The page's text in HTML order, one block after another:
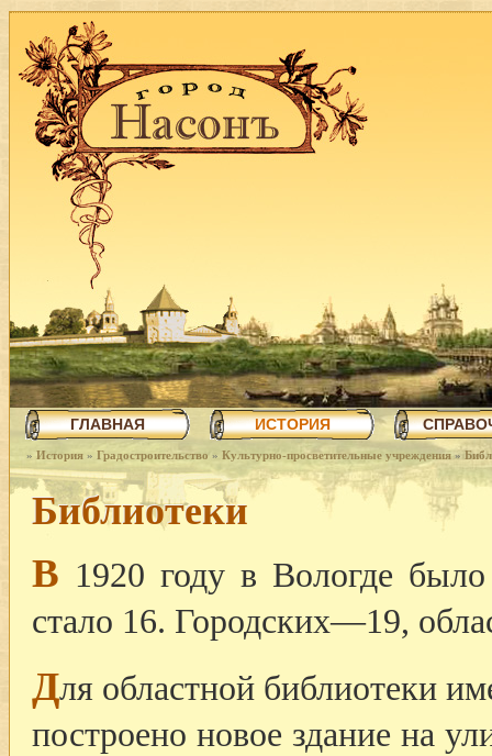
ГЛАВНАЯ ИСТОРИЯ
» История » Градостроительство » Культурно-просветительные учреждения »
Библиотеки
В 1920 году в Вологде
стало 16. Городских—19,
Для областной библиотеки
построено новое здание на